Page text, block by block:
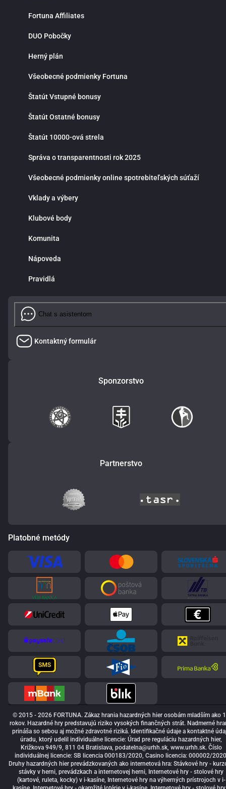
jednom mieste.
Fortuna Affiliates
DUO Pobočky
Herný plán
Všeobecné podmienky Fortuna
Štatút Vstupné bonusy
Štatút Ostatné bonusy
Štatút 10000-ová strela
Správa o transparentnosti rok 2025
Všeobecné podmienky online spotrebiteľských súťaží
Vklady a výbery
Klubové body
Komunita
Nápoveda
Pravidlá
Chat s asistentom
Kontaktný formulár
Sponzorstvo
Partnerstvo
Platobné metódy
© 2015 - 2026 FORTUNA. Zákaz hrania hazardných hier osobám mladším ako
rokov. Hazardné hry predstavujú riziko vysokých finančných strát. Nadmerné
prináša so sebou aj možné zdravotné riziká. Identifikačné údaje a kontaktné
úradu, ktorý udelil individuálne licencie: Úrad pre reguláciu hazardných hier,
Križkova 949/9, 811 04 Bratislava, podatelna@urhh.sk, www.urhh.sk. Číslo
individuálnej licencie: SB licencia 000183/2020, Casino licencia: 000002/
Druhy hazardných hier prevádzkovaných ako internetová hra: Stávkové hry -
stávky v herni, prevádzkach a internetovej herni, Internetové hry - stolové hry
(kartové, ruleta, kocky) v i-kasíne, Internetové hry na výherných prístrojoch v i-